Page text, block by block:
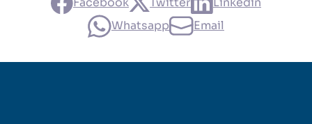
Whatsapp
Email